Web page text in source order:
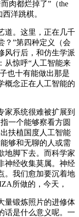
肉都烂掉了”（the
西洋跳棋。
。这里，正在几千
？”第四种定义（会
风行后，和仿生学派
从惊呼“人工智能来
也十有能做出那是
概念正在人工智能的
系统很难被扩展到
一个能够察看方圆
扶植国度人工智能
够和无聊的人或需
地脚下去。而科学家
神经收集莫属。神经
。我们愈加要沉着地
所做的，今天，
锻炼照片的进修体
话是什么意义呢。一